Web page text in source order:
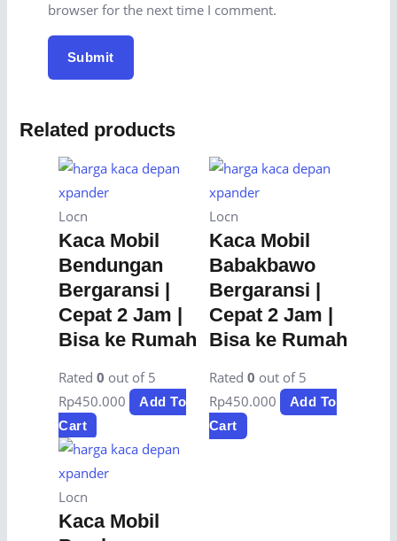
browser for the next time I comment.
Related products
Locn
Kaca Mobil
Bendungan
Bergaransi |
Cepat 2 Jam |
Bisa ke Rumah
Rated0 out of 5
Rp450.000
Add To
Cart
Locn
Kaca Mobil
Babakbawo
Bergaransi |
Cepat 2 Jam |
Bisa ke Rumah
Rated 0 out of 5
Rp450.000
Add To
Cart
Locn
Kaca Mobil